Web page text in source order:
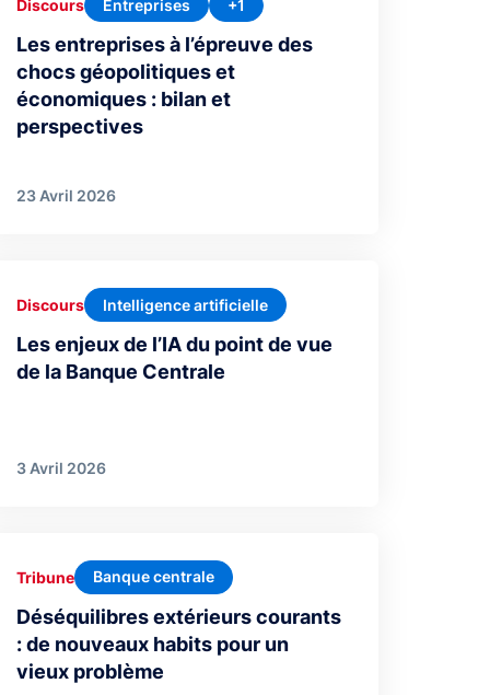
Les entreprises à l’épreuve des
chocs géopolitiques et
économiques : bilan et
perspectives
Discours Entreprises +1
23 Avril 2026
Les enjeux de l’IA du point de vue
de la Banque Centrale
Discours Intelligence artificielle
3 Avril 2026
Déséquilibres extérieurs courants
: de nouveaux habits pour un
vieux problème
Tribune Banque centrale